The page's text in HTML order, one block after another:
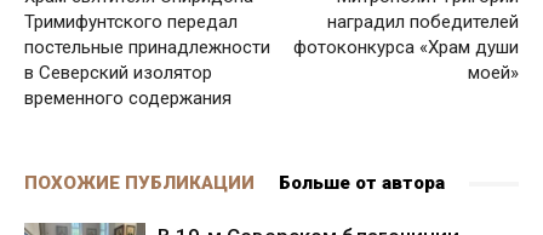
Тримифунтского передал
постельные принадлежности
в Северский изолятор
временного содержания
наградил победителей
фотоконкурса «Храм души
моей»
ПОХОЖИЕ ПУБЛИКАЦИИ Больше от автора